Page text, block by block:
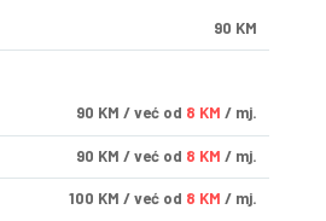
90 KM
90 KM / već od 8 KM / mj.
90 KM / već od 8 KM / mj.
100 KM / već od 8 KM / mj.